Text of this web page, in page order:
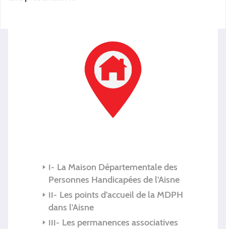
La Maison Départementale des
Personnes Handicapées de l'Aisne
Les points d'accueil de la MDPH
dans l'Aisne
Les permanences associatives